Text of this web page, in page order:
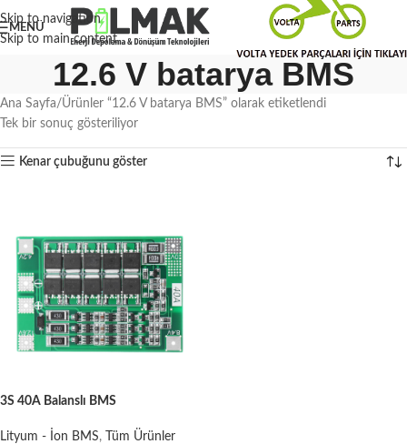
Skip to navigation
Skip to main content
MENÜ
12.6 V batarya BMS
Ana Sayfa Ürünler “12.6 V batarya BMS” olarak etiketlendi
Tek bir sonuç gösteriliyor
Kenar çubuğunu göster
3S 40A Balanslı BMS
Lityum - İon BMS,
Tüm Ürünler